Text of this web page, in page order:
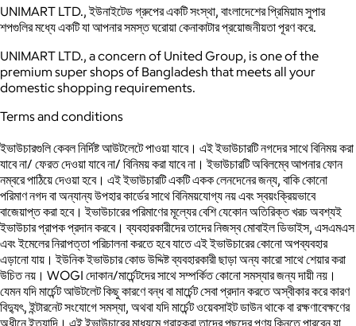
UNIMART LTD., ইউনাইটেড গ্রুপের একটি সংস্থা, বাংলাদেশের প্রিমিয়াম সুপার
শপগুলির মধ্যে একটি যা আপনার সমস্ত ঘরোয়া কেনাকাটার প্রয়োজনীয়তা পূরণ করে.
UNIMART LTD., a concern of United Group, is one of the
premium super shops of Bangladesh that meets all your
domestic shopping requirements.
Terms and conditions
ইভাউচারগুলি কেবল নির্দিষ্ট আউটলেটে পাওয়া যাবে। এই ইভাউচারটি নগদের সাথে বিনিময় করা
যাবে না/ ফেরত দেওয়া যাবে না/ বিনিময় করা যাবে না। ইভাউচারটি অবিলম্বে আপনার ফোন
নম্বরে পাঠিয়ে দেওয়া হবে। এই ইভাউচারটি একটি একক লেনদেনের জন্য, বাকি কোনো
পরিমাণ নগদ বা অন্যান্য উপহার কার্ডের সাথে বিনিময়যোগ্য নয় এবং স্বয়ংক্রিয়ভাবে
বাজেয়াপ্ত করা হবে। ইভাউচারের পরিমাণের মূল্যের বেশি যেকোন অতিরিক্ত খরচ অবশ্যই
ইভাউচার প্রাপক প্রদান করবে। ব্যবহারকারীদের তাদের নিজস্ব মোবাইল ডিভাইস, এসএমএস
এবং ইমেলের নিরাপত্তা পরিচালনা করতে হবে যাতে এই ইভাউচারের কোনো অপব্যবহার
এড়ানো যায়। ইউনিক ইভাউচার কোড উদ্দিষ্ট ব্যবহারকারী ছাড়া অন্য কারো সাথে শেয়ার করা
উচিত নয়। WOGI দোকান/মার্চেন্টদের সাথে সম্পর্কিত কোনো সমস্যার জন্য দায়ী নয়।
যেমন যদি মার্চেন্ট আউটলেট কিছু কারণে বন্ধ বা মার্চেন্ট সেবা প্রদান করতে অস্বীকার করে কারণ
বিদ্যুৎ, ইন্টারনেট সংযোগে সমস্যা, অথবা যদি মার্চেন্ট ওয়েবসাইট ডাউন থাকে বা রক্ষণাবেক্ষণের